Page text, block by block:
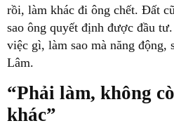
rồi, làm khác đi ông chết. Đất
sao ông quyết định được đầu
việc gì, làm sao mà năng động,
Lâm.
“Phải làm, không
khác”